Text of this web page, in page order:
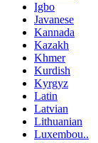
Igbo
Javanese
Kannada
Kazakh
Khmer
Kurdish
Kyrgyz
Latin
Latvian
Lithuanian
Luxembou..